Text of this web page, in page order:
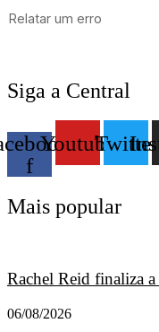
Siga a Central
f
YoutubeTwitter
Mais popular
Rachel Reid finaliza
06/08/2026